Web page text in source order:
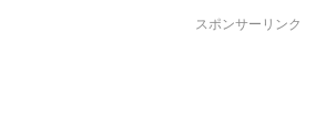
スポンサーリンク